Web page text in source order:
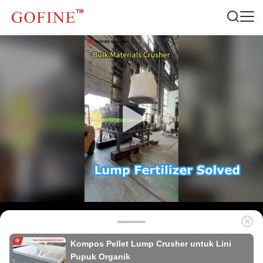
Kompos Pellet Lump Crusher untuk Lini
Pupuk Organik